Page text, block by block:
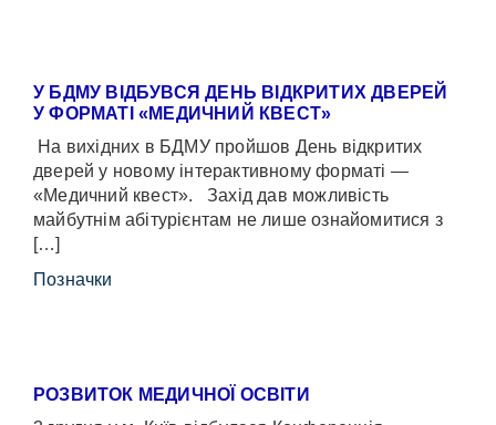
У БДМУ ВІДБУВСЯ ДЕНЬ ВІДКРИТИХ ДВЕРЕЙ
У ФОРМАТІ «МЕДИЧНИЙ КВЕСТ»
На вихідних в БДМУ пройшов День відкритих
дверей у новому інтерактивному форматі —
«Медичний квест». Захід дав можливість
майбутнім абітурієнтам не лише ознайомитися з
[…]
Позначки
РОЗВИТОК МЕДИЧНОЇ ОСВІТИ